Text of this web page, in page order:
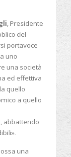
, Presidente
del
portavoce
uno
una società
ed effettiva
quello
a quello
, abbattendo
una